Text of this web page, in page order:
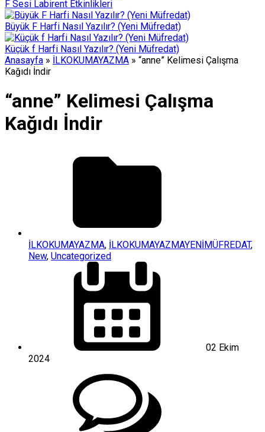
F Sesi Labirent Etkinlikleri
Büyük F Harfi Nasıl Yazılır? (Yeni Müfredat)
Küçük f Harfi Nasıl Yazılır? (Yeni Müfredat)
Anasayfa » İLKOKUMAYAZMA » “anne” Kelimesi Çalışma
Kağıdı İndir
“anne” Kelimesi Çalışma
Kağıdı İndir
İLKOKUMAYAZMA, İLKOKUMAYAZMAYENİMÜFREDAT,
New, Uncategorized
02 Ekim
2024